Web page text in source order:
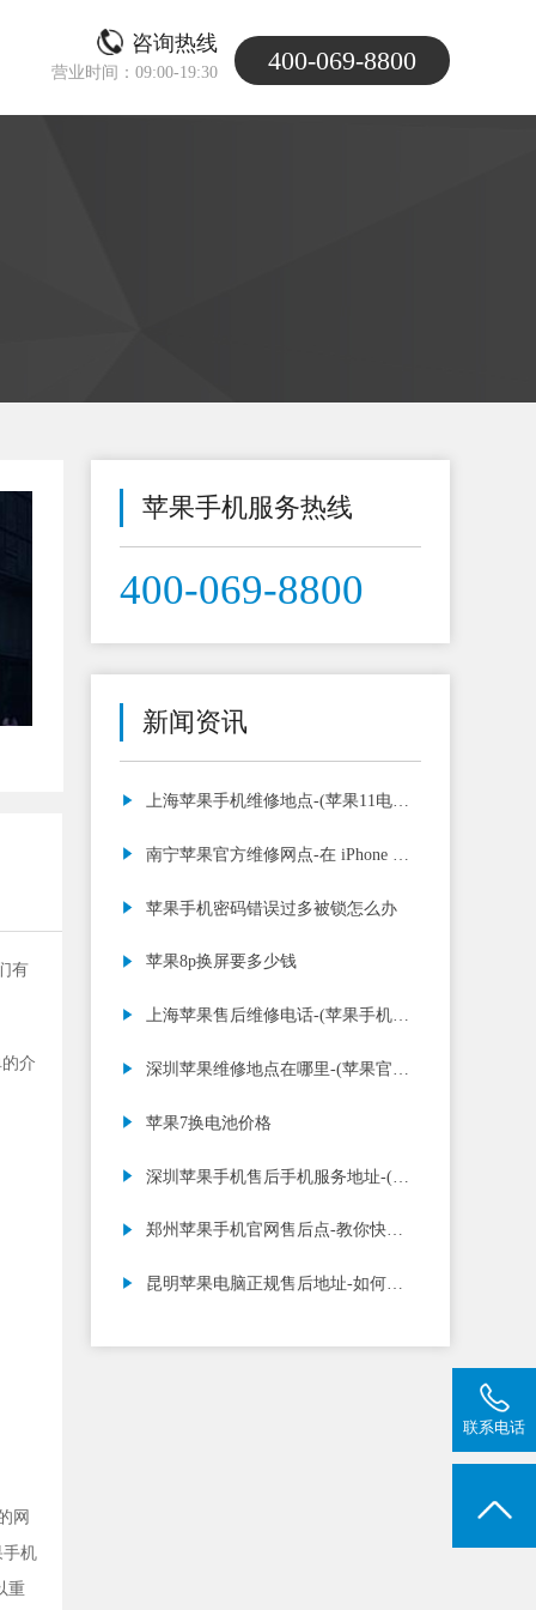
咨询热线
营业时间：09:00-19:30 400-069-8800
有
介
网
机
重
苹果手机服务热线
400-069-8800
新闻资讯
上海苹果手机维修地点-(苹果11电池
南宁苹果官方维修网点-在 iPhone 上
苹果手机密码错误过多被锁怎么办
苹果8p换屏要多少钱
上海苹果售后维修电话-(苹果手机充
深圳苹果维修地点在哪里-(苹果官网
苹果7换电池价格
深圳苹果手机售后手机服务地址-(苹
郑州苹果手机官网售后点-教你快速
昆明苹果电脑正规售后地址-如何免
联系电话